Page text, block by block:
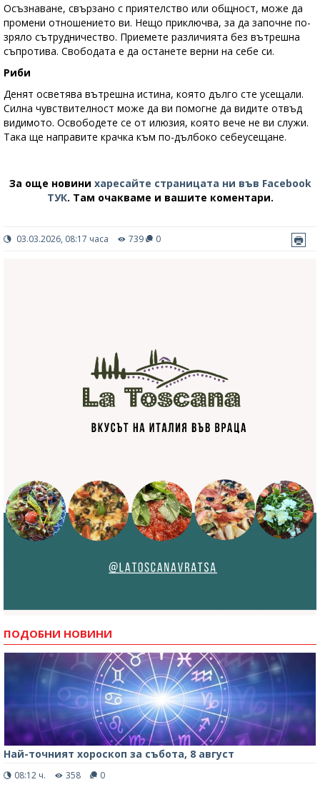
Осъзнаване, свързано с приятелство или общност, може да
промени отношението ви. Нещо приключва, за да започне по-
зряло сътрудничество. Приемете различията без вътрешна
съпротива. Свободата е да останете верни на себе си.
Риби
Денят осветява вътрешна истина, която дълго сте усещали.
Силна чувствителност може да ви помогне да видите отвъд
видимото. Освободете се от илюзия, която вече не ви служи.
Така ще направите крачка към по-дълбоко себеусещане.
За още новини харесайте страницата ни във Facebook
ТУК. Там очакваме и вашите коментари.
03.03.2026, 08:17 часа 739 0
ПОДОБНИ НОВИНИ
Най-точният хороскоп за събота, 8 август
08:12 ч. 358 0